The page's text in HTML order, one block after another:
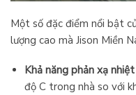
Một số đặc điểm nổi bật
lượng cao mà Jison Miền
Khả năng phản xạ
độ C trong nhà so với